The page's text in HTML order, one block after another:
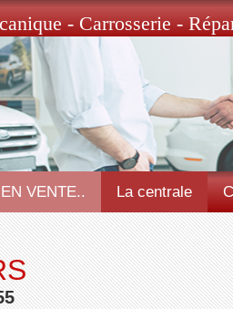
- Carrosserie -
EN VENTE.. La centrale